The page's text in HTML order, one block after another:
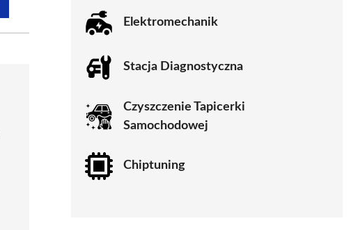
Elektromechanik
Stacja Diagnostyczna
Czyszczenie Tapicerki
Samochodowej
Chiptuning